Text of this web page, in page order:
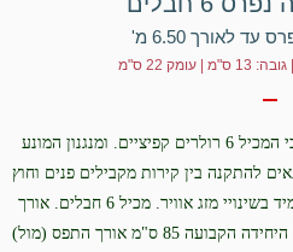
לאורך 6.50 מ'
קפיציים. ו
מנגנון המונע
להתקנה בין קירות מקבילים פנים וחוץ
לבית. עשוי מחומר קשיח במיוחד עמיד בשינויי מזג אוויר. מכיל 6 חבלים. אורך
מקסימאלי בפתיחה עד 6.50 מ' אורך היחידה הקבועה 85 ס"מ אורך התפס (מול)